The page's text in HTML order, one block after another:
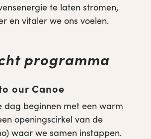
te laten stromen,
en vitaler we ons voelen.
programma
our Canoe
dag beginnen met een warm
openingscirkel van de
waar we samen instappen.